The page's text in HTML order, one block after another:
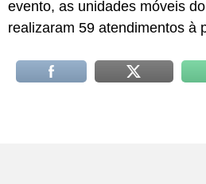
evento, as unidades móveis
realizaram 59 atendimentos à